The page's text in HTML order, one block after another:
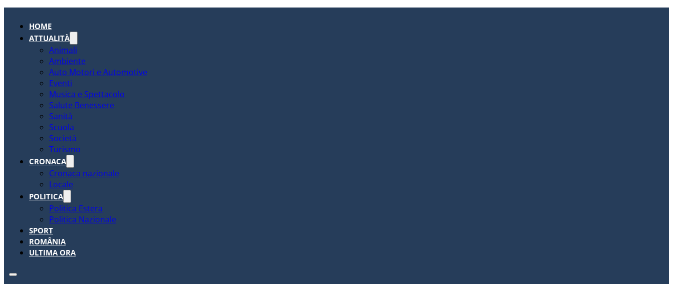
HOME
ATTUALITÀ
Animali
Ambiente
Auto Motori e Automotive
Eventi
Musica e Spettacolo
Salute Benessere
Sanità
Scuola
Società
Turismo
CRONACA
Cronaca nazionale
Locale
POLITICA
Politica Estera
Politica Nazionale
SPORT
ROMÂNIA
ULTIMA ORA